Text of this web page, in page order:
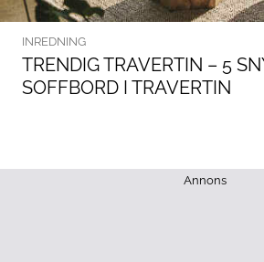
INREDNING
TRENDIG TRAVERTIN – 5
SOFFBORD I TRAVERTIN
Annons